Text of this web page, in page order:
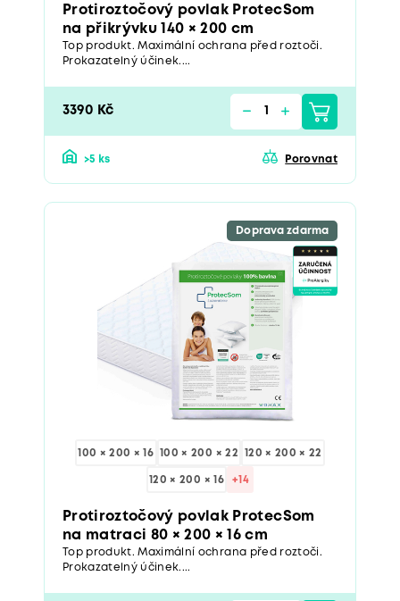
Protiroztočový povlak ProtecSom
na přikrývku 140 × 200 cm
Top produkt. Maximální ochrana před roztoči.
Prokazatelný účinek....
3390 Kč
>5 ks Porovnat
Doprava zdarma
100 × 200 × 16 100 × 200 × 22 120 × 200 × 22
120 × 200 × 16 +14
Protiroztočový povlak ProtecSom
na matraci 80 × 200 × 16 cm
Top produkt. Maximální ochrana před roztoči.
Prokazatelný účinek....